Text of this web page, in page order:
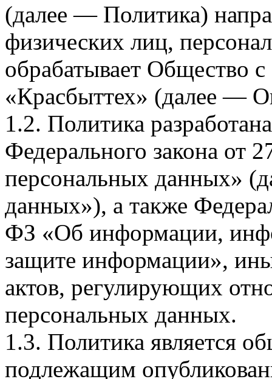
(далее — Политика)
физических лиц,
обрабатывает Общество
«Красбыттех» (далее —
1.2. Политика
Федерального закона
персональных данных»
данных»), а также
ФЗ «Об информации,
защите информации»,
актов, регулирующих
персональных данных.
1.3. Политика является
подлежащим